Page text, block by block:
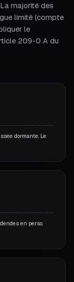
majorité des
limité (compte
le
209-0 A du
dormante. Le
en perso.